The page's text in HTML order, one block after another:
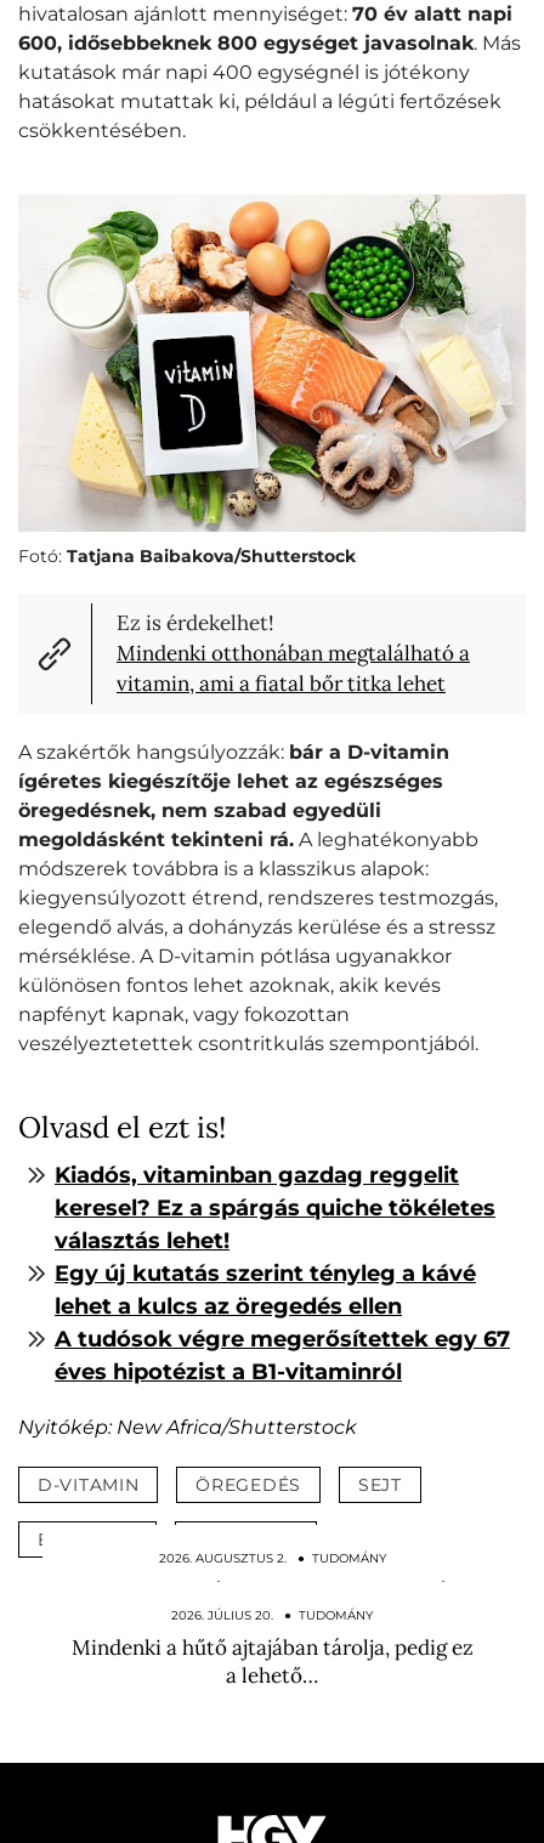
hivatalosan ajánlott mennyiséget: 70 év alatt napi
600, idősebbeknek 800 egységet javasolnak. Más
kutatások már napi 400 egységnél is jótékony
hatásokat mutattak ki, például a légúti fertőzések
csökkentésében.
Fotó: Tatjana Baibakova/Shutterstock
Ez is érdekelhet!
Mindenki otthonában megtalálható a
vitamin, ami a fiatal bőr titka lehet
A szakértők hangsúlyozzák: bár a D-vitamin
ígéretes kiegészítője lehet az egészséges
öregedésnek, nem szabad egyedüli
megoldásként tekinteni rá. A leghatékonyabb
módszerek továbbra is a klasszikus alapok:
kiegyensúlyozott étrend, rendszeres testmozgás,
elegendő alvás, a dohányzás kerülése és a stressz
mérséklése. A D-vitamin pótlása ugyanakkor
különösen fontos lehet azoknak, akik kevés
napfényt kapnak, vagy fokozottan
veszélyeztetettek csontritkulás szempontjából.
Olvasd el ezt is!
Kiadós, vitaminban gazdag reggelit
keresel? Ez a spárgás quiche tökéletes
választás lehet!
Egy új kutatás szerint tényleg a kávé
lehet a kulcs az öregedés ellen
A tudósok végre megerősítettek egy 67
éves hipotézist a B1-vitaminról
Nyitókép: New Africa/Shutterstock
D-VITAMIN ÖREGEDÉS SEJT
EGÉSZSÉG
2026. AUGUSZTUS 2. ● TUDOMÁNY
Kötéllel a nyakában őrizte meg a mocsár a
2400 éves…
2026. JÚLIUS 20. ● TUDOMÁNY
Mindenki a hűtő ajtajában tárolja, pedig ez
a lehető…